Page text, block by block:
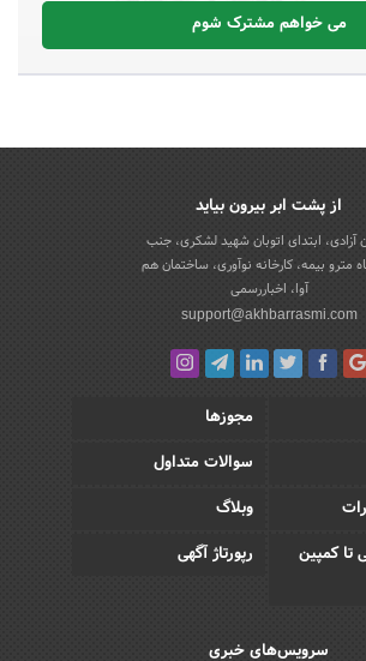
می خواهم مشترک شوم
از پشت ابر بیرون بیاید
آزادی، ابتدای اتوبان شهید لشکری، جنب
مترو بیمه، کارخانه نوآوری، ساختمان هم
آوا، اخباررسمی
support@akhbarrasmi.com
مجوزها
سوالات متداول
وبلاگ
تا کمپین
رپورتاژ آگهی
سرویس‌های خبری